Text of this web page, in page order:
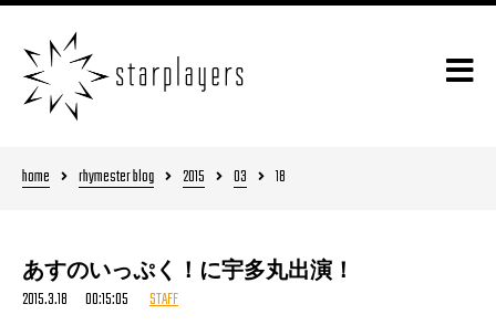
home rhymester blog 2015 03 18
あすのいっぷく！に宇多丸出演！
2015.3.18 00:15:05 STAFF